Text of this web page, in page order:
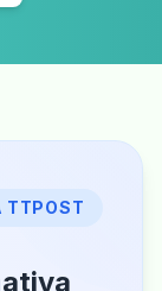
TTPOST